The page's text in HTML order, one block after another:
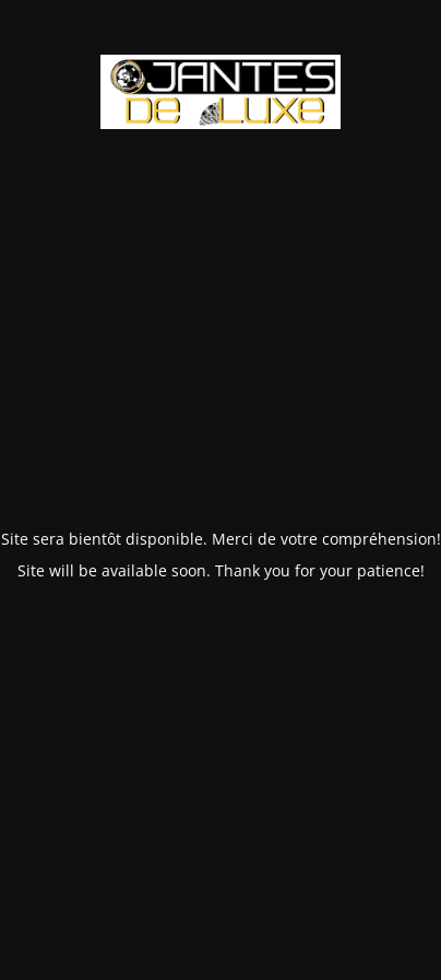
Site sera bientôt disponible. Merci de votre compréhension!
Site will be available soon. Thank you for your patience!